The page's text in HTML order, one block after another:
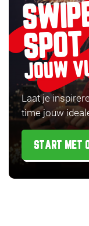
JOUW
Laat je
time jouw
START MET